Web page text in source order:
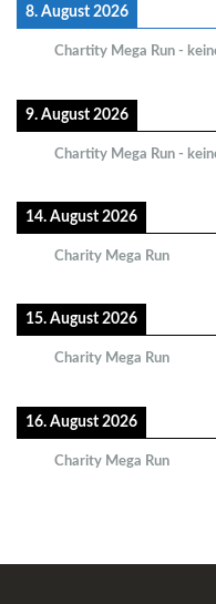
8. August 2026
Chartity Mega Run -
9. August 2026
Chartity Mega Run -
14. August 2026
Charity Mega Run
15. August 2026
Charity Mega Run
16. August 2026
Charity Mega Run